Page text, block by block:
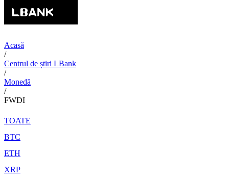
Acasă
/
Centrul de știri LBank
/
Monedă
/
FWDI
TOATE
BTC
ETH
XRP